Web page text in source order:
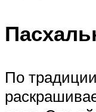
По